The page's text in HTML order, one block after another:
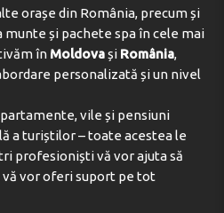
available at the hotel include
skiing, snorkelling, diving
In addition, jet skiing is offered
GIATA 2004 - 2025.
for client no.
restaurant and a bar. Catering
and all-inclusive. All-inclusive
orașe din România, precum și
munte și pachete spa în cele mai
în Moldovași România,
personalizată și un nivel
vile și pensiuni
a turiștilor – toate acestea le
profesioniști vă vor ajuta să
vor oferi suport pe tot